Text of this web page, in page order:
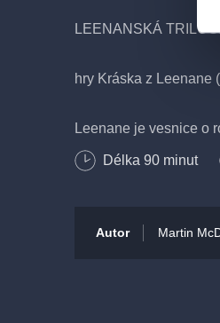
LEENANSKÁ
hry Kráska z Leenane
Leenane je vesnice o
na západě Irska.
i úplně samostatně
Délka 90 minut
Autor Martin